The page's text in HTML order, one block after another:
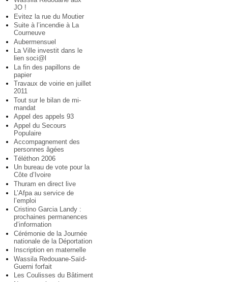
JO !
Evitez la rue du Moutier
Suite à l’incendie à La
Courneuve
Aubermensuel
La Ville investit dans le
lien soci@l
La fin des papillons de
papier
Travaux de voirie en juillet
2011
Tout sur le bilan de mi-
mandat
Appel des appels 93
Appel du Secours
Populaire
Accompagnement des
personnes âgées
Téléthon 2006
Un bureau de vote pour la
Côte d’Ivoire
Thuram en direct live
L’Afpa au service de
l’emploi
Cristino Garcia Landy :
prochaines permanences
d’information
Cérémonie de la Journée
nationale de la Déportation
Inscription en maternelle
Wassila Redouane-Saïd-
Guerni forfait
Les Coulisses du Bâtiment